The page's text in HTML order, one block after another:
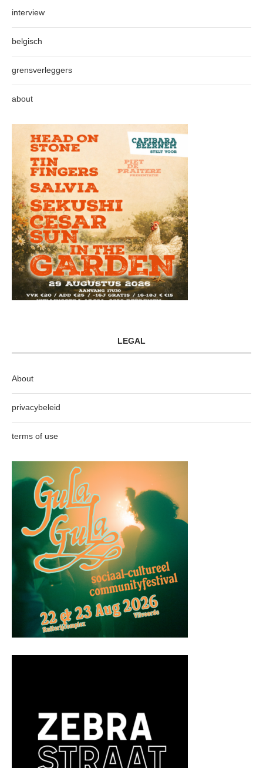
interview
belgisch
grensverleggers
about
LEGAL
About
privacybeleid
terms of use